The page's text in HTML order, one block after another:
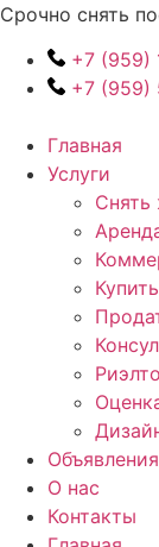
Перейти
содержимому
Срочно снять
+7 (959)
+7 (959)
Главная
Услуги
Снять
Объявления
О нас
Контакты